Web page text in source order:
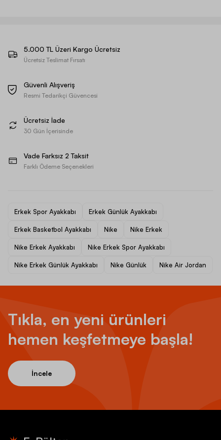
5.000 TL Üzeri Kargo Ücretsiz
Ücretsiz Teslimat Fırsatı
Güvenli Alışveriş
Resmi Tedarikçi Güvencesi
Ücretsiz İade
30 Gün İçerisinde
Vade Farksız 2 Taksit
Farklı Ödeme Seçenekleri
Erkek Spor Ayakkabı Erkek Günlük Ayakkabı
Erkek Basketbol Ayakkabı Nike Nike Erkek
Nike Erkek Ayakkabı Nike Erkek Spor Ayakkabı
Nike Erkek Günlük Ayakkabı Nike Günlük Nike Air Jordan
Tıkla, en yeni ürünleri
hemen keşfetmeye başla!
İncele